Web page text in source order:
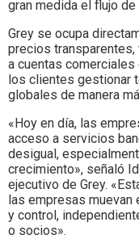
gran medida el flujo
Grey se ocupa
precios
a cuentas comerciales
los clientes gestionar
globales de manera
«Hoy en día, las
acceso a servicios
desigual,
crecimiento», señaló
ejecutivo de Grey.
las empresas muevan
y control,
o socios».